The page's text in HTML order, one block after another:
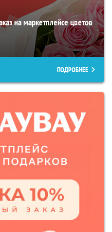
на маркетплейсе цветов
ПОДРОБНЕЕ